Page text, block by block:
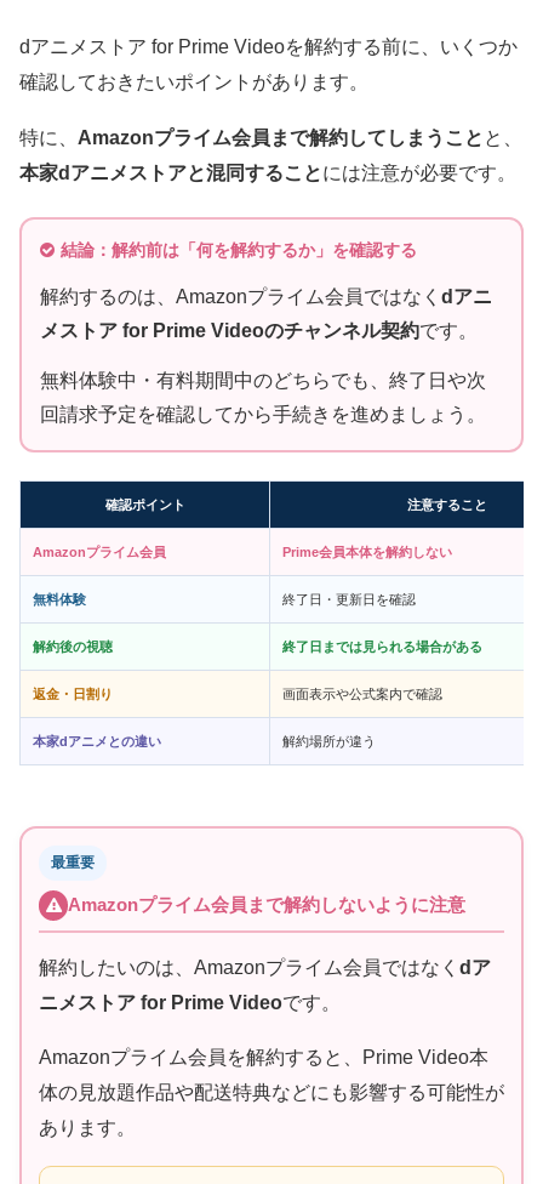
dアニメストア for Prime Videoを解約する前に、いくつか
確認しておきたいポイントがあります。
特に、 Amazonプライム会員まで解約してしまうこと と、
本家dアニメストアと混同することには注意が必要です。
結論：解約前は「何を解約するか」を確認する
解約するのは、Amazonプライム会員ではなく dアニ
メストア for Prime Videoのチャンネル契約です。
無料体験中・有料期間中のどちらでも、終了日や次
回請求予定を確認してから手続きを進めましょう。
確認ポイント 注意すること
Amazonプライム会員 Prime会員本体を解約しない
無料体験 終了日・更新日を確認
解約後の視聴 終了日までは見られる場合がある
返金・日割り 画面表示や公式案内で確認
本家dアニメとの違い 解約場所が違う
最重要
Amazonプライム会員まで解約しないように注意
解約したいのは、Amazonプライム会員ではなく dア
ニメストア for Prime Videoです。
Amazonプライム会員を解約すると、Prime Video本
体の見放題作品や配送特典などにも影響する可能性が
あります。